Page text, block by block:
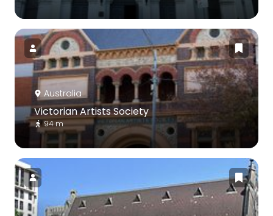
Australia
Victorian Artists Society
94 m